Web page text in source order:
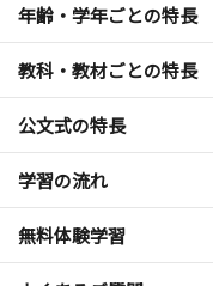
年齢・学年ごとの特長
教科・教材ごとの特長
公文式の特長
学習の流れ
無料体験学習